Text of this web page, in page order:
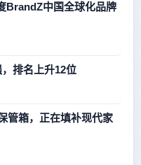
BrandZ中国全球化品牌
排名上升12位
管箱，正在填补现代家